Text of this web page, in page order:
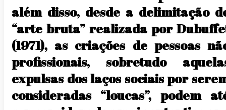
além disso, desde a delimitação
“arte bruta” realizada por
(1971), as criações de pessoas
profissionais, sobretudo
expulsas dos laços sociais por
consideradas “loucas”, podem